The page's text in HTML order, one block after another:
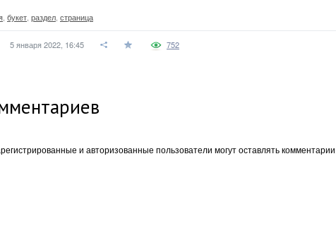
букет раздел страница
5 января 2022, 16:45 752
и авторизованные пользователи могут оставлять комментарии.